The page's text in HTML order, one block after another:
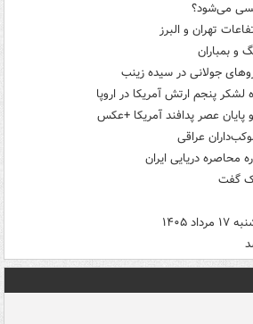
می‌شود؟
تهران و البرز
و بمباران
جولانی در سیده زینب
لشکر پنجم ارتش آمریکا در اروپا
عراقی
محاصره دریایی ایران
گفت
۱۴۰۵